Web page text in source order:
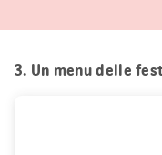
3. Un menu delle